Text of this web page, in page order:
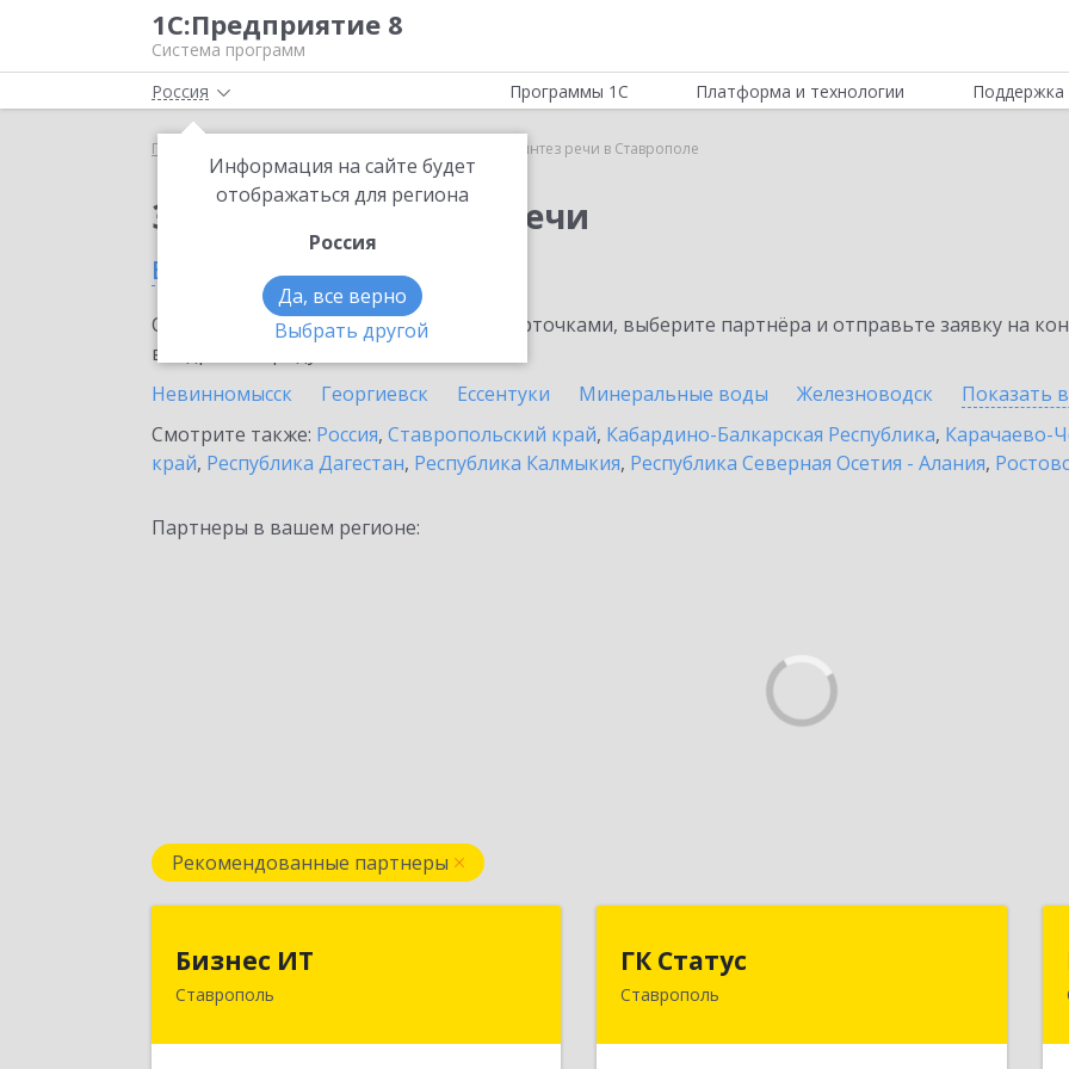
1С:Предприятие 8
Система программ
Россия
Информация на сайте будет
отображаться для региона
Россия
Да, все верно
Выбрать другой
Программы 1С Платформа и технологии Поддержка
Главная 1С:Синтез речи в Ставрополе
Заказать 1С:Синтез речи
в Ставрополе
Ознакомьтесь с информационными карточками, выберите партнёра и отправьте заявку на
внедрение продукта.
Невинномысск
Георгиевск Ессентуки Минеральные воды Железноводск Показать
Смотрите также: Россия, Ставропольский край, Кабардино-Балкарская Республика, Карачаево-
край, Республика Дагестан, Республика Калмыкия, Республика Северная Осетия - Алания,
Партнеры в вашем регионе:
Рекомендованные партнеры
Бизнес ИТ
Ставрополь355035, Ставропольский край,
ГК Статус
Ставрополь355002, Ставропольский край,